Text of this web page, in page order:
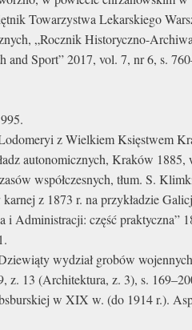
Towarzystwa Lekarskiego
„Rocznik Historyczno-
and Sport” 2017, vol. 7, nr 6, s.
z Wielkiem Księstwem
autonomicznych, Kraków 1885,
współczesnych, tłum. S.
z 1873 r. na przykładzie
i Administracji: część praktyczna”
wydział grobów
z. 13 (Architektura, z. 3), s.
w XIX w. (do 1914 r.).